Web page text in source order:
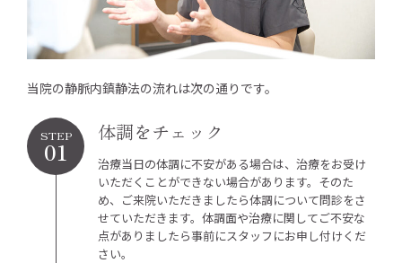
当院の静脈内鎮静法の流れは次の通りです。
STEP
01
体調をチェック
治療当日の体調に不安がある場合は、治療をお受け
いただくことができない場合があります。そのた
め、ご来院いただきましたら体調について問診をさ
せていただきます。体調面や治療に関してご不安な
点がありましたら事前にスタッフにお申し付けくだ
さい。